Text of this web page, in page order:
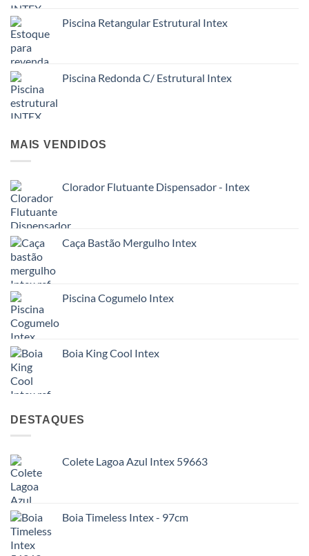
Piscina Retangular Estrutural Intex
Piscina Redonda C/ Estrutural Intex
MAIS VENDIDOS
Clorador Flutuante Dispensador - Intex
Caça Bastão Mergulho Intex
Piscina Cogumelo Intex
Boia King Cool Intex
DESTAQUES
Colete Lagoa Azul Intex 59663
Boia Timeless Intex - 97cm